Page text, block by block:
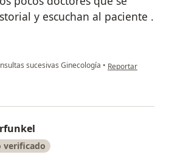
y escuchan al paciente .
sucesivas Ginecología • en opinión del
Reportar
verificado